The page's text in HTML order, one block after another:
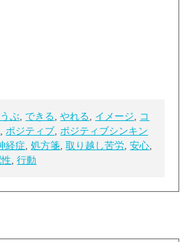
ぶ できる ,やれる イメージ
コ
ポジティブ ポジティブシンキン
経症 ,処方箋 ,取り越し苦労 ,安心
,行動